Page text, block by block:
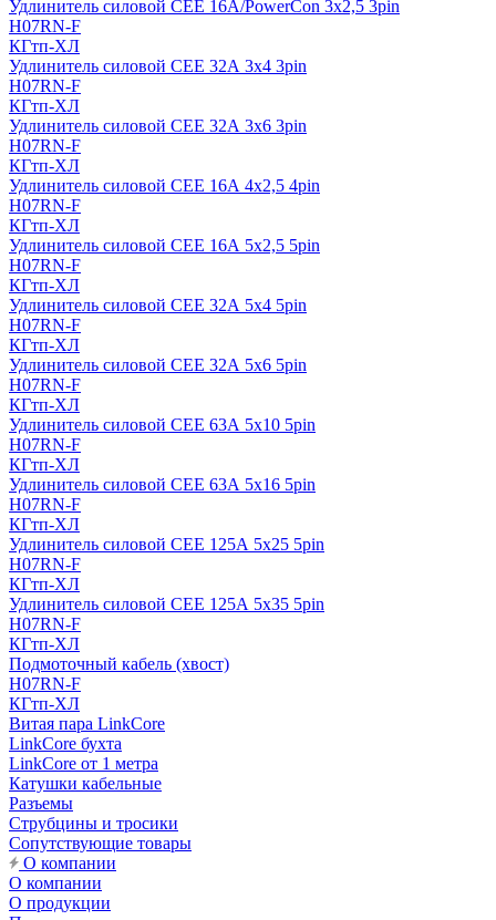
Удлинитель силовой CEE 16A/PowerCon 3х2,5 3pin
H07RN-F
КГтп-ХЛ
Удлинитель силовой CEE 32А 3х4 3pin
H07RN-F
КГтп-ХЛ
Удлинитель силовой CEE 32А 3х6 3pin
H07RN-F
КГтп-ХЛ
Удлинитель силовой CEE 16А 4х2,5 4pin
H07RN-F
КГтп-ХЛ
Удлинитель силовой CEE 16А 5x2,5 5pin
H07RN-F
КГтп-ХЛ
Удлинитель силовой CEE 32А 5x4 5pin
H07RN-F
КГтп-ХЛ
Удлинитель силовой CEE 32А 5x6 5pin
H07RN-F
КГтп-ХЛ
Удлинитель силовой CEE 63А 5x10 5pin
H07RN-F
КГтп-ХЛ
Удлинитель силовой CEE 63А 5x16 5pin
H07RN-F
КГтп-ХЛ
Удлинитель силовой CEE 125А 5x25 5pin
H07RN-F
КГтп-ХЛ
Удлинитель силовой CEE 125А 5x35 5pin
H07RN-F
КГтп-ХЛ
Подмоточный кабель (хвост)
H07RN-F
КГтп-ХЛ
Витая пара LinkCore
LinkCore бухта
LinkCore от 1 метра
Катушки кабельные
Разъемы
Струбцины и тросики
Сопутствующие товары
О компании
О компании
О продукции